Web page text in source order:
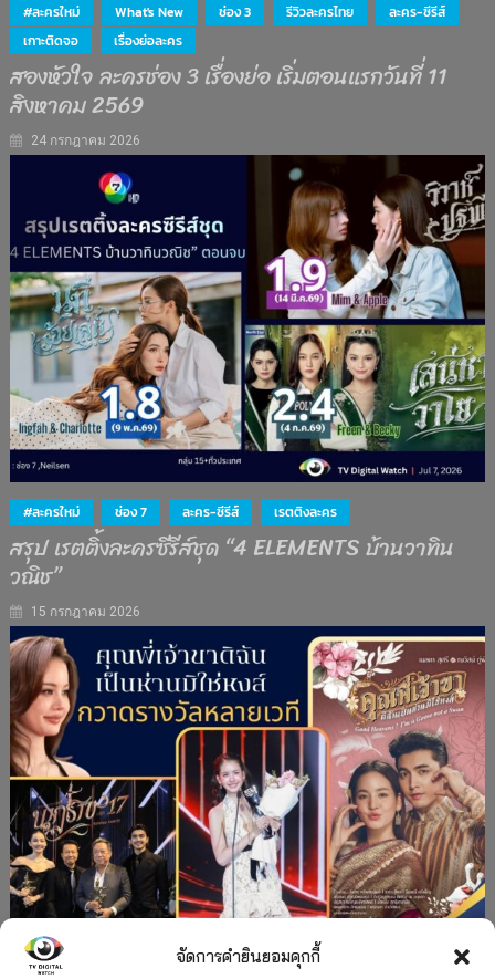
จัดการคำยินยอมคุกกี้
#ละครใหม่ What's New ช่อง 3 รีวิวละครไทย
ละคร-ซีรีส์
เกาะติดจอ
เรื่องย่อละคร
สองหัวใจ ละครช่อง 3 เรื่องย่อ เริ่มตอนแรกวันที่ 11
สิงหาคม 2569
24 กรกฎาคม 2026
#ละครใหม่ ช่อง 7 ละคร-ซีรีส์ เรตติงละคร
สรุป เรตติ้งละครซีรีส์ชุด “4 ELEMENTS บ้านวาทิน
วณิช”
15 กรกฎาคม 2026